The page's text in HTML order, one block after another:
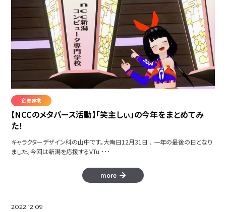
企業連携
【NCCのメタバース活動】「笑主しぃ」の今年をまとめてみ
た！
キャラクターデザイン科の山中です。大晦日12月31日 、 一年の最後の日となり
ました。今回は新潟を応援するVTu ･･･
more
2022.12.09